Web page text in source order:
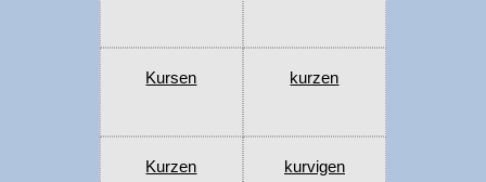
Kursen kurzen
Kurzen kurvigen